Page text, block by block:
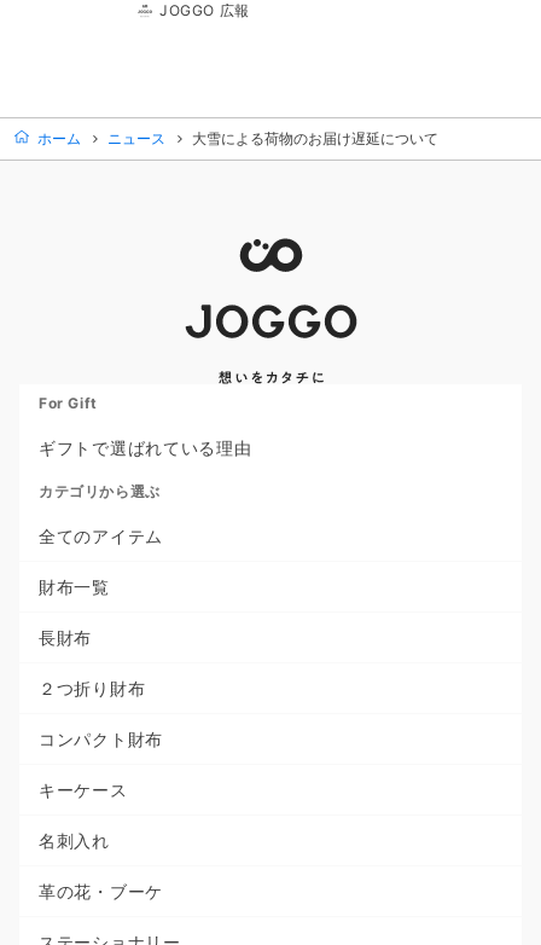
JOGGO 広報
ホーム ニュース 大雪による荷物のお届け遅延について
For Gift
ギフトで選ばれている理由
カテゴリから選ぶ
全てのアイテム
財布一覧
長財布
２つ折り財布
コンパクト財布
キーケース
名刺入れ
革の花・ブーケ